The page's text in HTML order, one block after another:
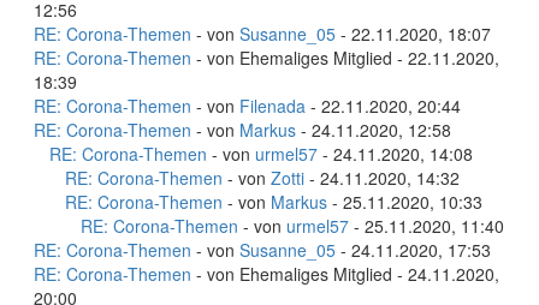
12:56
RE: Corona-Themen - von Susanne_05 - 22.11.2020, 18:07
RE: Corona-Themen - von Ehemaliges Mitglied - 22.11.2020,
18:39
RE: Corona-Themen - von Filenada - 22.11.2020, 20:44
RE: Corona-Themen - von Markus - 24.11.2020, 12:58
RE: Corona-Themen - von urmel57 - 24.11.2020, 14:08
RE: Corona-Themen - von Zotti - 24.11.2020, 14:32
RE: Corona-Themen - von Markus - 25.11.2020, 10:33
RE: Corona-Themen - von urmel57 - 25.11.2020, 11:40
RE: Corona-Themen - von Susanne_05 - 24.11.2020, 17:53
RE: Corona-Themen - von Ehemaliges Mitglied - 24.11.2020,
20:00